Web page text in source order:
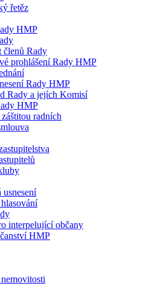
řetěz
HMP
členů Rady
prohlášení Rady HMP
Rady HMP
Rady a jejích Komisí
HMP
radních
usnesení
interpelující občany
HMP